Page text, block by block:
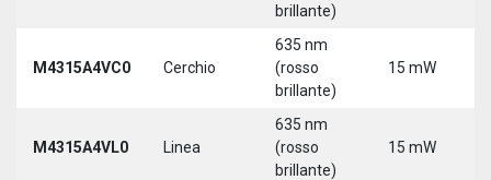
brillante)
M4315A4VC0 Cerchio
635 nm
(rosso
brillante)
15 mW
M4315A4VL0 Linea
635 nm
(rosso
brillante)
15 mW